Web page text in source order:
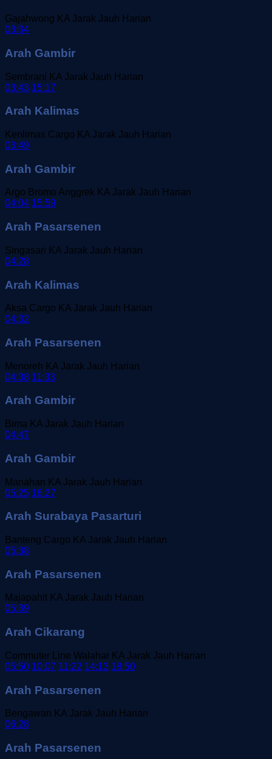
Gajahwong KA Jarak Jauh Harian
03:34
Arah Gambir
Sembrani KA Jarak Jauh Harian
03:43 15:17
Arah Kalimas
Kenlimas Cargo KA Jarak Jauh Harian
03:49
Arah Gambir
Argo Bromo Anggrek KA Jarak Jauh Harian
04:04 15:59
Arah Pasarsenen
Singasari KA Jarak Jauh Harian
04:28
Arah Kalimas
Aksa Cargo KA Jarak Jauh Harian
04:32
Arah Pasarsenen
Menoreh KA Jarak Jauh Harian
04:38 11:33
Arah Gambir
Bima KA Jarak Jauh Harian
04:47
Arah Gambir
Manahan KA Jarak Jauh Harian
05:25 16:27
Arah Surabaya Pasarturi
Banteng Cargo KA Jarak Jauh Harian
05:38
Arah Pasarsenen
Majapahit KA Jarak Jauh Harian
05:39
Arah Cikarang
Commuter Line Walahar KA Jarak Jauh Harian
05:50 10:07 11:22 14:13 18:50
Arah Pasarsenen
Bengawan KA Jarak Jauh Harian
06:28
Arah Pasarsenen